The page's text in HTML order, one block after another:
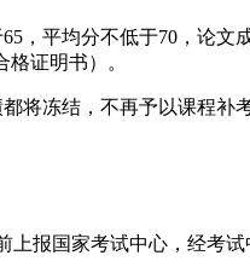
，平均分不低于70，论文
证明书）。
将冻结，不再予以课程
报国家考试中心，经考